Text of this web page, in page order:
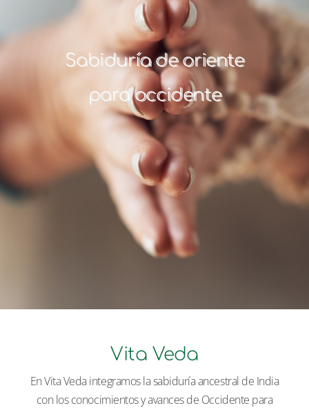
Sabiduría de oriente
para occidente
Vita Veda
En Vita Veda integramos la sabiduría ancestral de India
con los conocimientos y avances de Occidente para